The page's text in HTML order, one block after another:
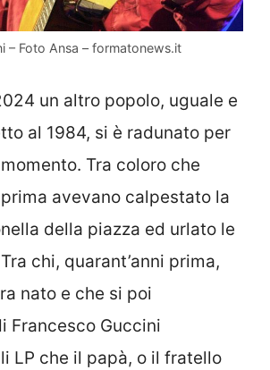
– Foto Ansa – formatonews.it
un altro popolo, uguale e
al 1984, si è radunato per
Tra coloro che
prima avevano calpestato la
della piazza ed urlato le
chi, quarant’anni prima,
nato e che si poi
Francesco Guccini
LP che il papà, o il fratello